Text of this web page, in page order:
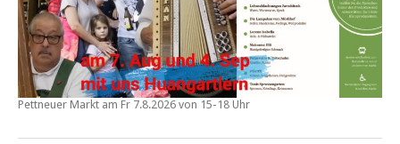
Pettneuer Markt am Fr 7.8.2026 von 15-18 Uhr